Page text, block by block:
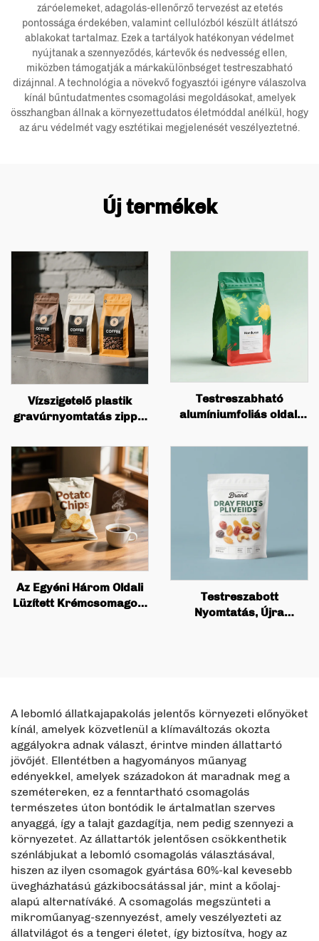
záróelemeket, adagolás-ellenőrző tervezést az etetés
pontossága érdekében, valamint cellulózból készült átlátszó
ablakokat tartalmaz. Ezek a tartályok hatékonyan védelmet
nyújtanak a szennyeződés, kártevők és nedvesség ellen,
miközben támogatják a márkakülönbséget testreszabható
dizájnnal. A technológia a növekvő fogyasztói igényre válaszolva
kínál bűntudatmentes csomagolási megoldásokat, amelyek
összhangban állnak a környezettudatos életmóddal anélkül, hogy
az áru védelmét vagy esztétikai megjelenését veszélyeztetné.
Új termékek
Vízszigetelő plastik
gravúrnyomtatás zippel
eskürtételek, hús,
cukorka por, élelmiszer-
csomagolás
Testreszabható
alumíniumfoliás oldali
tárcsával és zsírból
kávébab-bélyegző
minőségű kávézsebek
Az Egyéni Három Oldali
Lüzített Krémcsomagoló
Testreszabott
Nyomtatás, Újra
A lebomló állatkajapakolás jelentős környezeti előnyöket
kínál, amelyek közvetlenül a klímaváltozás okozta
aggályokra adnak választ, érintve minden állattartó
jövőjét. Ellentétben a hagyományos műanyag
edényekkel, amelyek századokon át maradnak meg a
szemétereken, ez a fenntartható csomagolás
természetes úton bontódik le ártalmatlan szerves
anyaggá, így a talajt gazdagítja, nem pedig szennyezi a
környezetet. Az állattartók jelentősen csökkenthetik
szénlábjukat a lebomló csomagolás választásával,
hiszen az ilyen csomagok gyártása 60%-kal kevesebb
üvegházhatású gázkibocsátással jár, mint a kőolaj-
alapú alternatíváké. A csomagolás megszünteti a
mikroműanyag-szennyezést, amely veszélyezteti az
állatvilágot és a tengeri életet, így biztosítva, hogy az